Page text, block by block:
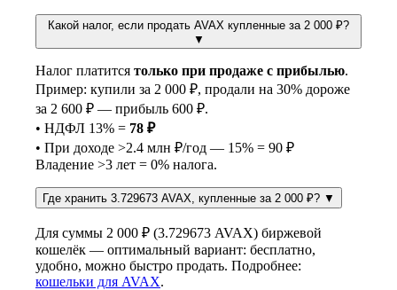
Какой налог, если продать AVAX купленные за 2 000 ₽?
▼
Налог платится только при продаже с прибылью.
Пример: купили за 2 000 ₽, продали на 30% дороже
за 2 600 ₽ — прибыль 600 ₽.
• НДФЛ 13% = 78 ₽
• При доходе >2.4 млн ₽/год — 15% = 90 ₽
Владение >3 лет = 0% налога.
Где хранить 3.729673 AVAX, купленные за 2 000 ₽? ▼
Для суммы 2 000 ₽ (3.729673 AVAX) биржевой
кошелёк — оптимальный вариант: бесплатно,
удобно, можно быстро продать. Подробнее:
кошельки для AVAX.